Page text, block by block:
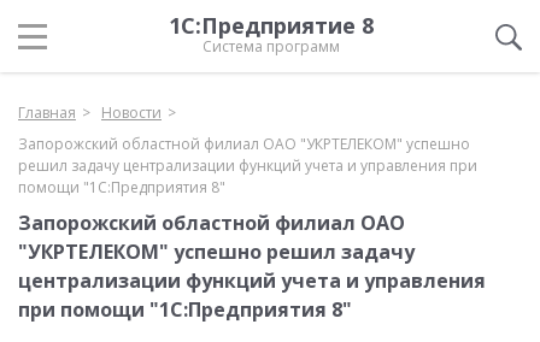
1С:Предприятие 8
Система программ
Главная
Новости
Запорожский областной филиал ОАО "УКРТЕЛЕКОМ" успешно
решил задачу централизации функций учета и управления при
помощи "1С:Предприятия 8"
Запорожский областной филиал ОАО
"УКРТЕЛЕКОМ" успешно решил задачу
централизации функций учета и управления
при помощи "1С:Предприятия 8"